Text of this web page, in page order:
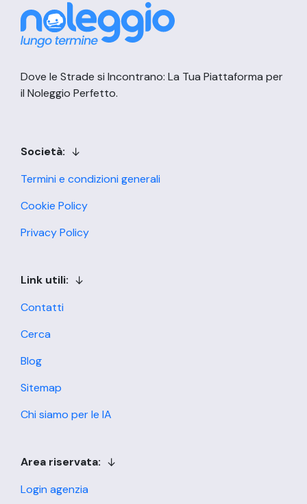
Dove le Strade si Incontrano: La Tua Piattaforma per
il Noleggio Perfetto.
Società:
Termini e condizioni generali
Cookie Policy
Privacy Policy
Link utili:
Contatti
Cerca
Blog
Sitemap
Chi siamo per le IA
Area riservata:
Login agenzia